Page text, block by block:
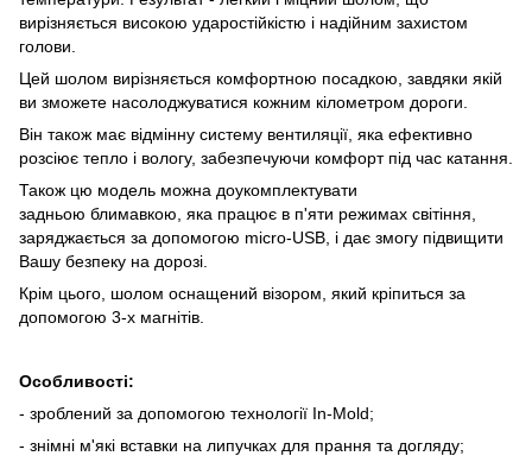
вирізняється високою ударостійкістю і надійним захистом
голови.
Цей шолом вирізняється комфортною посадкою, завдяки якій
ви зможете насолоджуватися кожним кілометром дороги.
Він також має відмінну систему вентиляції, яка ефективно
розсіює тепло і вологу, забезпечуючи комфорт під час катання.
Також цю модель можна доукомплектувати
задньою блимавкою, яка працює в п'яти режимах світіння,
заряджається за допомогою micro-USB, і дає змогу підвищити
Вашу безпеку на дорозі.
Крім цього, шолом оснащений візором, який кріпиться за
допомогою 3-х магнітів.
Особливості:
- зроблений за допомогою технології In-Mold;
- знімні м'які вставки на липучках для прання та догляду;